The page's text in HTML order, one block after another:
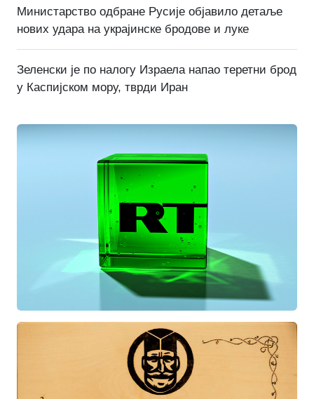
Министарство одбране Русије објавило детаље
нових удара на украјинске бродове и луке
Зеленски је по налогу Израела напао теретни брод
у Каспијском мору, тврди Иран